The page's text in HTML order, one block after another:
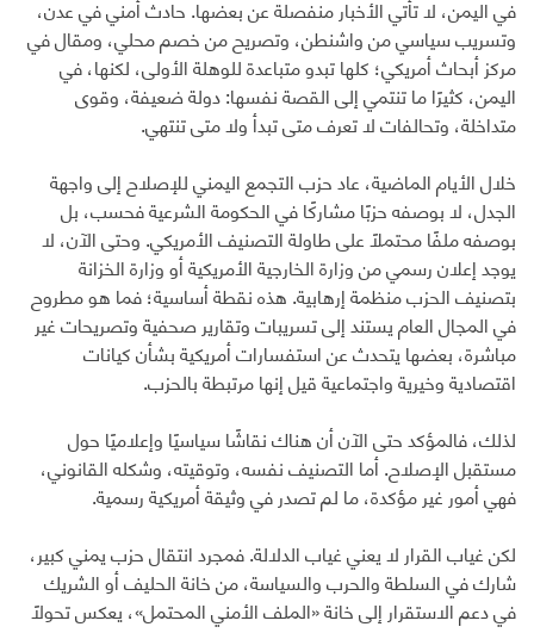
في اليمن، لا تأتي الأخبار منفصلة عن بعضها. حادث أمني في عدن،
وتسريب سياسي من واشنطن، وتصريح من خصم محلي، ومقال في
مركز أبحاث أمريكي؛ كلها تبدو متباعدة للوهلة الأولى، لكنها، في
اليمن، كثيرًا ما تنتمي إلى القصة نفسها: دولة ضعيفة، وقوى
متداخلة، وتحالفات لا تعرف متى تبدأ ولا متى تنتهي.
خلال الأيام الماضية، عاد حزب التجمع اليمني للإصلاح إلى واجهة
الجدل، لا بوصفه حزبًا مشاركًا في الحكومة الشرعية فحسب، بل
بوصفه ملفًا محتملًا على طاولة التصنيف الأمريكي. وحتى الآن، لا
يوجد إعلان رسمي من وزارة الخارجية الأمريكية أو وزارة الخزانة
بتصنيف الحزب منظمة إرهابية. هذه نقطة أساسية؛ فما هو مطروح
في المجال العام يستند إلى تسريبات وتقارير صحفية وتصريحات غير
مباشرة، بعضها يتحدث عن استفسارات أمريكية بشأن كيانات
اقتصادية وخيرية واجتماعية قيل إنها مرتبطة بالحزب.
لذلك، فالمؤكد حتى الآن أن هناك نقاشًا سياسيًا وإعلاميًا حول
مستقبل الإصلاح. أما التصنيف نفسه، وتوقيته، وشكله القانوني،
فهي أمور غير مؤكدة، ما لم تصدر في وثيقة أمريكية رسمية.
لكن غياب القرار لا يعني غياب الدلالة. فمجرد انتقال حزب يمني كبير،
شارك في السلطة والحرب والسياسة، من خانة الحليف أو الشريك
في دعم الاستقرار إلى خانة «الملف الأمني المحتمل»، يعكس تحولًا